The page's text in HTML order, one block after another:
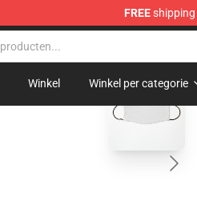
FREEshipping
Winkel Winkel per categorie